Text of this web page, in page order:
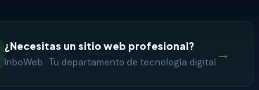
¿Necesitas un sitio web profesional?
InboWeb · Tu departamento de tecnología digital →